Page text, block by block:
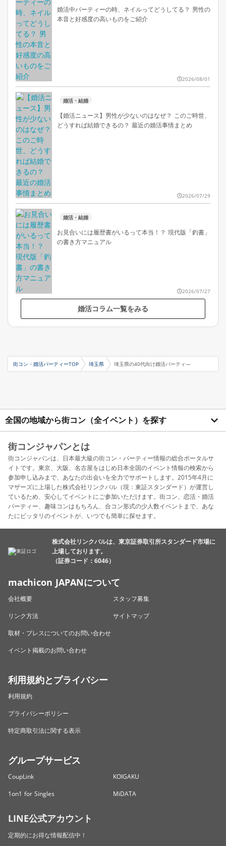
婚活中パーティーの時、ネイルってどうしてる？ 男性の
本音と好感度の高いものをご紹介
2026/08/01
婚活・結婚
【婚活ニュース】男性が少ないのはなぜ？ このご時世、
どうすれば結婚できるの？ 最近の婚活事情まとめ
2026/07/29
婚活・結婚
お見合いには履歴書がいるって本当！？ 現代版「釣書」
の書き方マニュアル
2026/07/27
婚活コラム一覧をみる
街コン・婚活パーティーTOP 埼玉県 埼玉県の40代向け婚活パーティ―
全国の地域から街コン（全イベント）を探す
街コンジャパンとは
街コンジャパンは、日本最大級の街コン・パーティー情報の総合ポータルサ
イトです。東京、大阪、名古屋をはじめ日本全国のイベント情報の検索から
参加申し込みまで、あなたの出会いを全力でサポートします。2015年4月に
マザーズに上場した株式会社リンクバル（現：東証スタンダード）が運営し
ているため、安心してイベントにご参加いただけます。街コン、恋活・婚活
パーティー、趣味コンはもちろん、合コン形式の少人数イベントまで、あな
たにピッタリのイベントが、いつでも簡単に探せます。
株式会社リンクバルは、東京証券取引所スタンダード市場に
上場しております。
（証券コード：6046）
machicon JAPANについて
会社概要
スタッフ募集
リンク方法
サイトマップ
取材・プレスについてのお問い合わせ
イベント掲載のお問い合わせ
利用規約とプライバシー
利用規約
プライバシーポリシー
特定商取引法に関する表示
グループサービス
CoupLink
KOIGAKU
1on1 for Singles
MiDATA
LINE公式アカウント
定期的にお得な情報配信中！